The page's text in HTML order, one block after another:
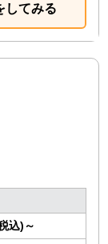
てみる
込)～